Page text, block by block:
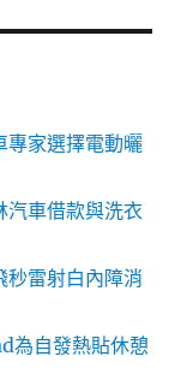
專家選擇電動曬
汽車借款與洗衣
秒雷射白內障消
為自發熱貼休憩